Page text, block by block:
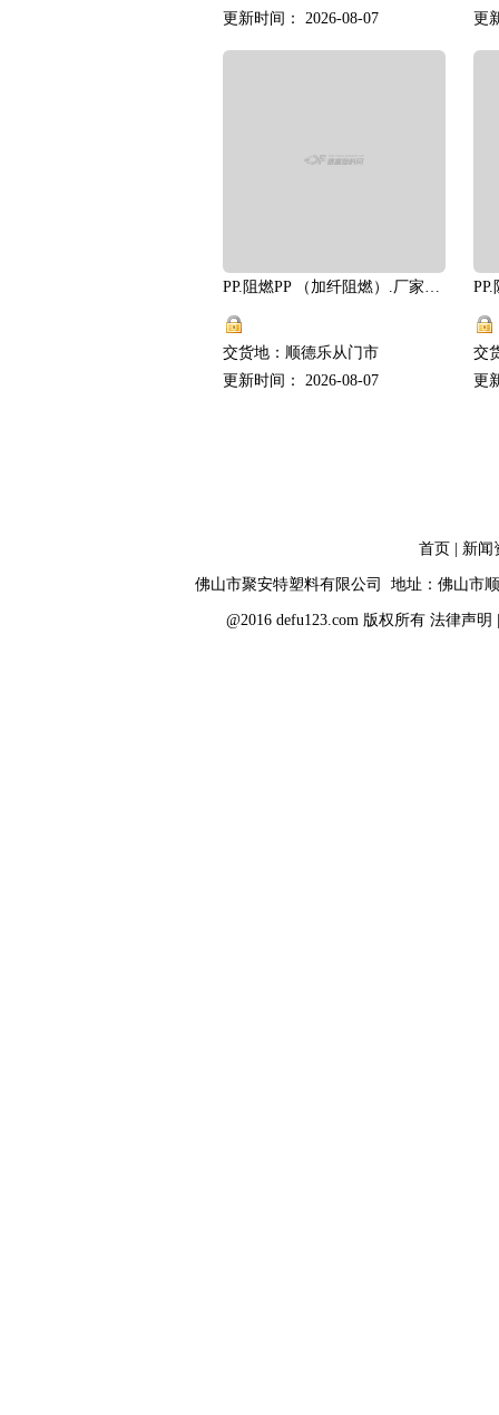
更新时间： 2026-08-07
更
PP.阻燃PP （加纤阻燃）.厂家直供
交货地：顺德乐从门市
更新时间： 2026-08-07
交
更
首页 新闻
佛山市聚安特塑料有限公司 地址：佛山市
@2016 defu123.com 版权所有 法律声明